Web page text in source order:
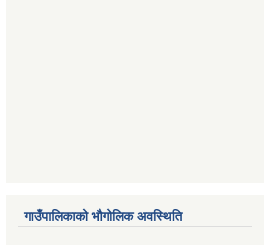
गाउँपालिकाको भौगोलिक अवस्थिति